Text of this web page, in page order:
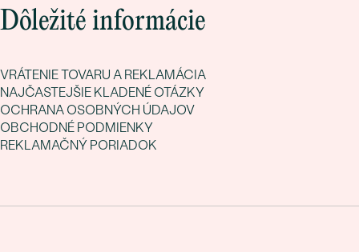
Dôležité informácie
VRÁTENIE TOVARU A REKLAMÁCIA
NAJČASTEJŠIE KLADENÉ OTÁZKY
OCHRANA OSOBNÝCH ÚDAJOV
OBCHODNÉ PODMIENKY
REKLAMAČNÝ PORIADOK